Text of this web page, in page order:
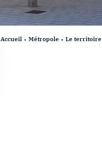
Accueil Métropole Le territoire